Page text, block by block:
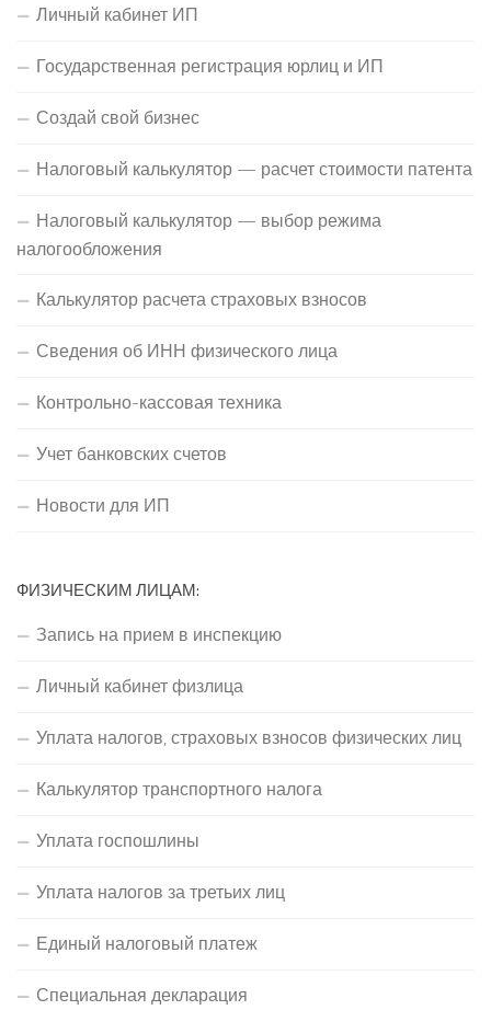
Личный кабинет ИП
Государственная регистрация юрлиц и ИП
Создай свой бизнес
Налоговый калькулятор — расчет стоимости патента
Налоговый калькулятор — выбор режима
налогообложения
Калькулятор расчета страховых взносов
Сведения об ИНН физического лица
Контрольно-кассовая техника
Учет банковских счетов
Новости для ИП
ФИЗИЧЕСКИМ ЛИЦАМ:
Запись на прием в инспекцию
Личный кабинет физлица
Уплата налогов, страховых взносов физических лиц
Калькулятор транспортного налога
Уплата госпошлины
Уплата налогов за третьих лиц
Единый налоговый платеж
Специальная декларация